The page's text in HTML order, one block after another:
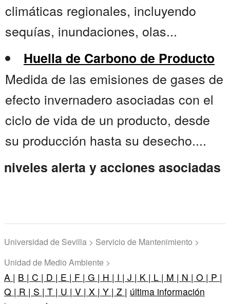
climáticas regionales, incluyendo
sequías, inundaciones, olas...
Huella de Carbono de Producto
Medida de las emisiones de gases de
efecto invernadero asociadas con el
ciclo de vida de un producto, desde
su producción hasta su desecho....
niveles alerta y acciones asociadas
Universidad de Sevilla > Servicio de Mantenimiento >
Unidad de Medio Ambiente >
A | B | C | D | E | F | G | H | I | J | K | L | M | N | O | P |
Q | R | S | T | U | V | X | Y | Z | última información